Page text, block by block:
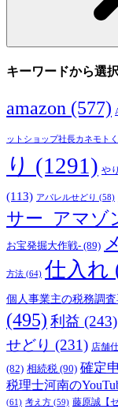
キーワードから選
amazon (577)
ットショップ社長カネモト
り (1291) や
(113) アパレルせどり (58)
サー_アマゾ
お宝発掘大作戦- (89)
方法 (64) 仕入れ
個人事業主の税務調
(495) 利益 (243)
せどり (231) 店舗
(82) 相続税 (90) 確定
税理士河南の
(61) 考え方 (59) 藤原誠【